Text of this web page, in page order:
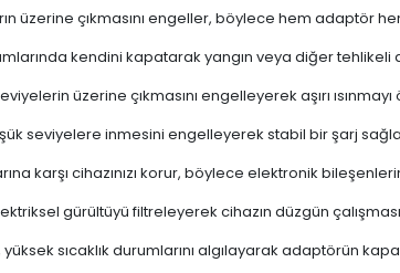
üzerine çıkmasını engeller, böylece hem adaptör
kendini kapatarak yangın veya diğer tehlikeli
üzerine çıkmasını engelleyerek aşırı
seviyelere inmesini engelleyerek stabil bir şarj
karşı cihazınızı korur, böylece elektronik
gürültüyü filtreleyerek cihazın düzgün
sıcaklık durumlarını algılayarak adaptörün